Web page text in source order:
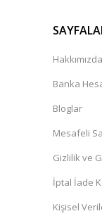
Hakkımızda
Banka
Bloglar
Mesafeli
Gizlilik ve
İptal İade
Kişisel